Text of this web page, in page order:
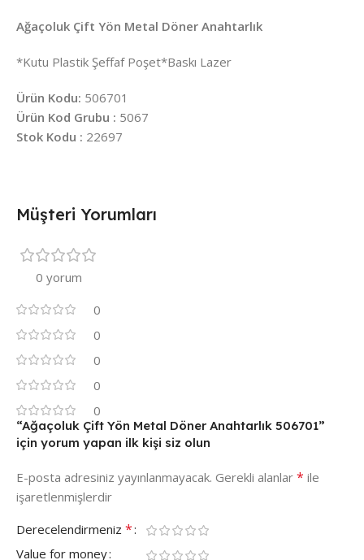
Ağaçoluk Çift Yön Metal Döner Anahtarlık
*Kutu Plastik Şeffaf Poşet*Baskı Lazer
Ürün Kodu: 506701
Ürün Kod Grubu : 5067
Stok Kodu : 22697
Müşteri Yorumları
0 yorum
0
0
0
0
0
“Ağaçoluk Çift Yön Metal Döner Anahtarlık 506701”
için yorum yapan ilk kişi siz olun
E-posta adresiniz yayınlanmayacak. Gerekli alanlar * ile
işaretlenmişlerdir
Derecelendirmeniz *
Value for money